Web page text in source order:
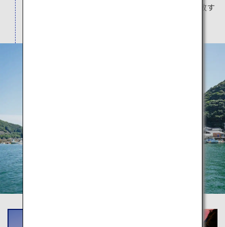
す。貝殻内側の模様を聖母マリアにみたてて崇敬す